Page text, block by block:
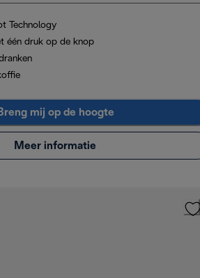
Technology
één druk op de knop
mij op de hoogte
Meer informatie